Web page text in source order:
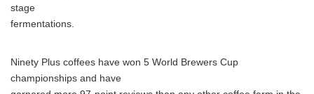
stage
fermentations.
Ninety Plus coffees have won 5 World Brewers Cup
championships and have